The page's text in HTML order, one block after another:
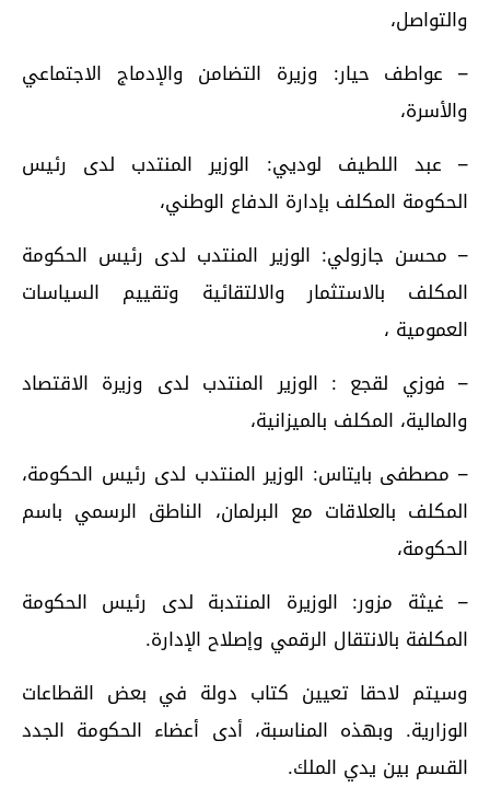
والتواصل،
– عواطف حيار: وزيرة التضامن والإدماج الاجتماعي
والأسرة،
– عبد اللطيف لوديي: الوزير المنتدب لدى رئيس
الحكومة المكلف بإدارة الدفاع الوطني،
– محسن جازولي: الوزير المنتدب لدى رئيس الحكومة
المكلف بالاستثمار والالتقائية وتقييم السياسات
العمومية ،
– فوزي لقجع : الوزير المنتدب لدى وزيرة الاقتصاد
والمالية، المكلف بالميزانية،
– مصطفى بايتاس: الوزير المنتدب لدى رئيس الحكومة،
المكلف بالعلاقات مع البرلمان، الناطق الرسمي باسم
الحكومة،
– غيثة مزور: الوزيرة المنتدبة لدى رئيس الحكومة
المكلفة بالانتقال الرقمي وإصلاح الإدارة.
وسيتم لاحقا تعيين كتاب دولة في بعض القطاعات
الوزارية. وبهذه المناسبة، أدى أعضاء الحكومة الجدد
القسم بين يدي الملك.